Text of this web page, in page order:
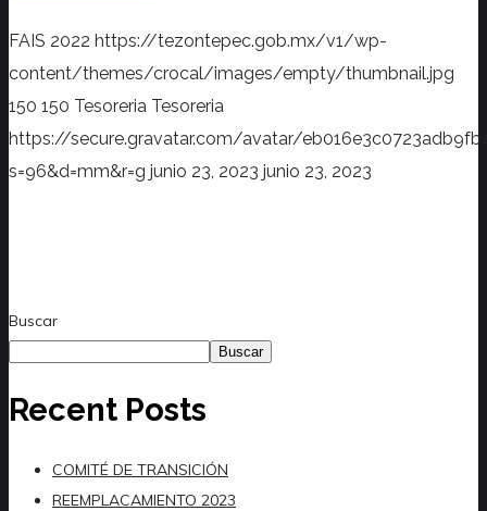
FAIS 2022 https://tezontepec.gob.mx/v1/wp-
content/themes/crocal/images/empty/thumbnail.jpg
150 150 Tesoreria Tesoreria
https://secure.gravatar.com/avatar/
s=96&d=mm&r=g junio 23, 2023 junio 23, 2023
Buscar
Buscar
Recent Posts
COMITÉ DE TRANSICIÓN
REEMPLACAMIENTO 2023